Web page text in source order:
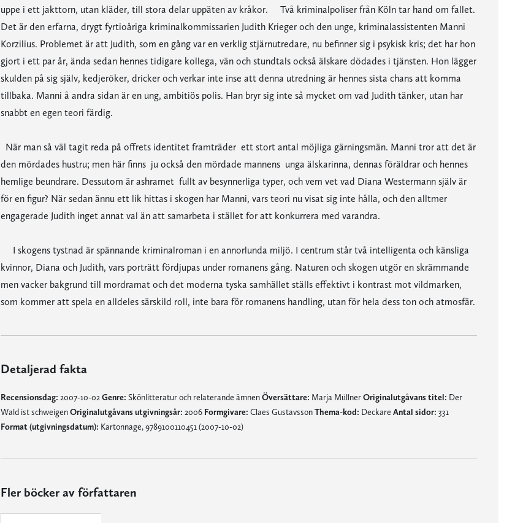
uppe i ett jakttorn, utan kläder, till stora delar uppäten av kråkor. Två kriminalpoliser från Köln tar hand om fallet.
Det är den erfarna, drygt fyrtioåriga kriminalkommissarien Judith Krieger och den unge, kriminalassistenten Manni
Korzilius. Problemet är att Judith, som en gång var en verklig stjärnutredare, nu befinner sig i psykisk kris; det har hon
gjort i ett par år, ända sedan hennes tidigare kollega, vän och stundtals också älskare dödades i tjänsten. Hon lägger
skulden på sig själv, kedjeröker, dricker och verkar inte inse att denna utredning är hennes sista chans att komma
tillbaka. Manni å andra sidan är en ung, ambitiös polis. Han bryr sig inte så mycket om vad Judith tänker, utan har
snabbt en egen teori färdig.
När man så väl tagit reda på offrets identitet framträder ett stort antal möjliga gärningsmän. Manni tror att det är
den mördades hustru; men här finns ju också den mördade mannens unga älskarinna, dennas föräldrar och hennes
hemlige beundrare. Dessutom är ashramet fullt av besynnerliga typer, och vem vet vad Diana Westermann själv är
för en figur? När sedan ännu ett lik hittas i skogen har Manni, vars teori nu visat sig inte hålla, och den alltmer
engagerade Judith inget annat val än att samarbeta i stället for att konkurrera med varandra.
I skogens tystnad är spännande kriminalroman i en annorlunda miljö. I centrum står två intelligenta och känsliga
kvinnor, Diana och Judith, vars porträtt fördjupas under romanens gång. Naturen och skogen utgör en skrämmande
men vacker bakgrund till mordramat och det moderna tyska samhället ställs effektivt i kontrast mot vildmarken,
som kommer att spela en alldeles särskild roll, inte bara för romanens handling, utan för hela dess ton och atmosfär.
Detaljerad fakta
Recensionsdag: 2007-10-02 Genre: Skönlitteratur och relaterande ämnenÖversättare: Marja MüllnerOriginalutgåvans titel: Der
Wald ist schweigenOriginalutgåvans utgivningsår: 2006 Formgivare: Claes GustavssonThema-kod: Deckare Antal sidor: 331
Format (utgivningsdatum): Kartonnage, 9789100110451 (2007-10-02)
Fler böcker av författaren